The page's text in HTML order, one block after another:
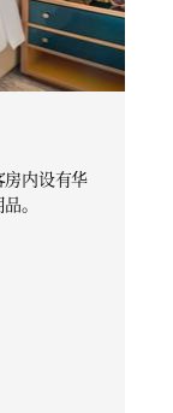
内设有华
。